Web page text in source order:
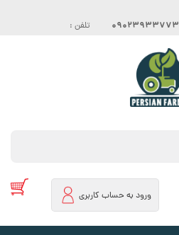
09023933773 تلفن :
ورود به حساب کاربری